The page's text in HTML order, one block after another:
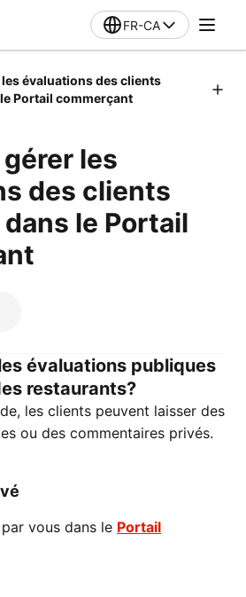
FR-CA
évaluations des clients
Portail commerçant
les
des clients
le Portail
évaluations publiques
restaurants?
les clients peuvent laisser des
ou des commentaires privés.
vous dans le Portail